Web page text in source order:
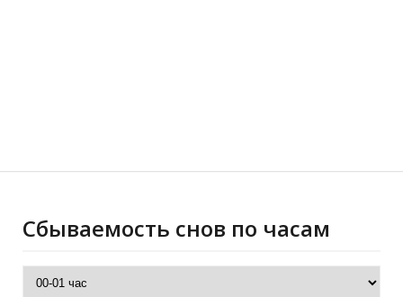
Сбываемость снов по часам